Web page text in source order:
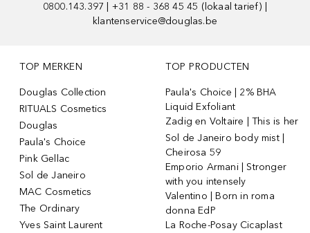
0800.143.397 | +31 88 - 368 45 45 (lokaal tarief) |
klantenservice@douglas.be
TOP MERKEN
Douglas Collection
RITUALS Cosmetics
Douglas
Paula's Choice
Pink Gellac
Sol de Janeiro
MAC Cosmetics
The Ordinary
Yves Saint Laurent
TOP PRODUCTEN
Paula's Choice | 2% BHA
Liquid Exfoliant
Zadig en Voltaire | This is her
Sol de Janeiro body mist |
Cheirosa 59
Emporio Armani | Stronger
with you intensely
Valentino | Born in roma
donna EdP
La Roche-Posay Cicaplast